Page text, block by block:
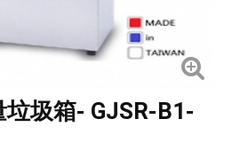
圾箱- GJSR-B1-